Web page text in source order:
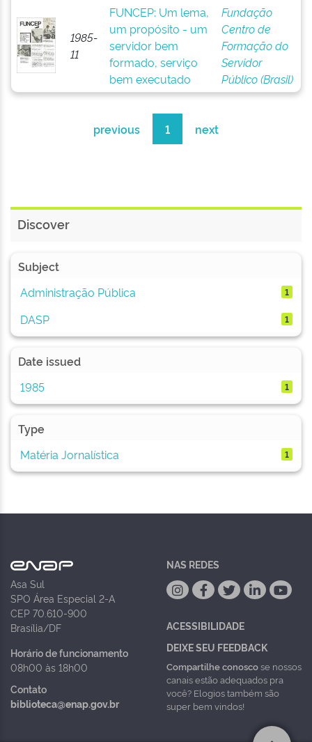
1985-
11
FUNCEP: Um lema,
um propósito - um
servidor bem
formado, serviço
bem executado
Fundação
Centro de
Formação do
Servidor
Público (Brasil)
previous 1 next
Discover
Subject
Administração Pública
1
DASP 1
Date issued
1985
1
Type
Matéria Jornalística
1
Asa Sul
SPO Área Especial 2-A
CEP 70.610-900
Brasília/DF
Horário de funcionamento
08h00 às 18h00
Contato
biblioteca@enap.gov.br
NAS REDES
ACESSIBILIDADE
DEIXE SEU FEEDBACK
Compartilhe conoscose nossos
canais estão adequados pra
você? Elogios também são
super bem vindos!